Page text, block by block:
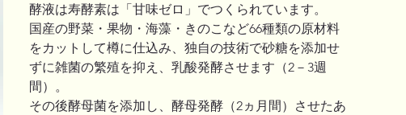
酵液は寿酵素は「甘味ゼロ」でつくられています。
国産の野菜・果物・海藻・きのこなど66種類の原材料
をカットして樽に仕込み、独自の技術で砂糖を添加せ
ずに雑菌の繁殖を抑え、乳酸発酵させます（2－3週
間）。
その後酵母菌を添加し、酵母発酵（2ヵ月間）させたあ